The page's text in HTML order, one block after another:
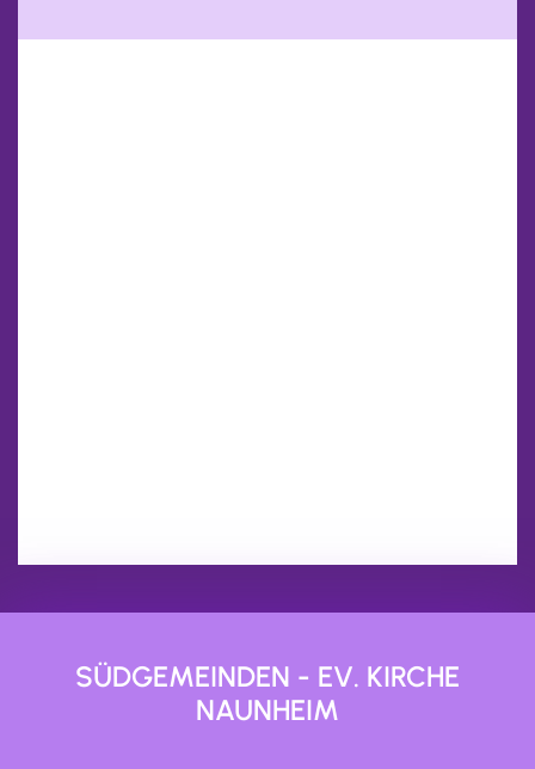
SÜDGEMEINDEN - EV. KIRCHE
NAUNHEIM